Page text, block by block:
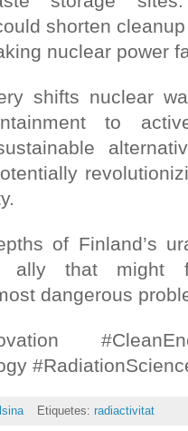
shorten
nuclear power
shifts nuclear
to
of Finland’s
ally that
dangerous
Etiquetes: radiactivitat